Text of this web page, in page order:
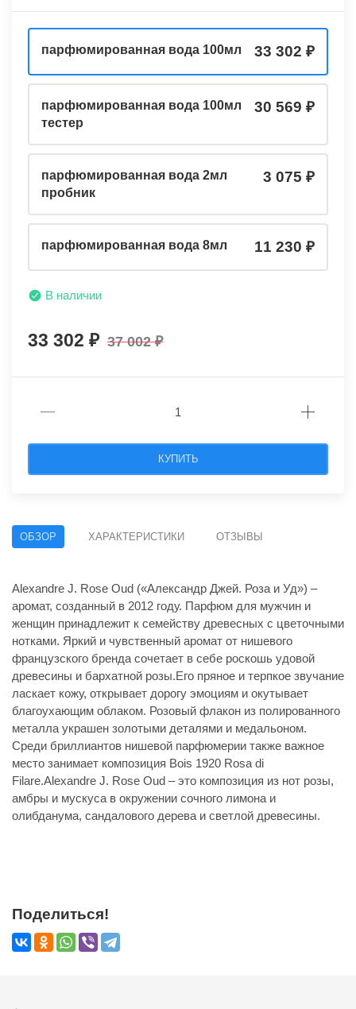
парфюмированная вода 100мл 33 302
парфюмированная вода 100мл
тестер
30 569
парфюмированная вода 2мл
пробник
3 075
парфюмированная вода 8мл 11 230
В наличии
33 302 37 002
КУПИТЬ
ОБЗОР ХАРАКТЕРИСТИКИ ОТЗЫВЫ
Alexandre J. Rose Oud («Александр Джей. Роза и Уд») –
аромат, созданный в 2012 году. Парфюм для мужчин и
женщин принадлежит к семейству древесных с цветочными
нотками. Яркий и чувственный аромат от нишевого
французского бренда сочетает в себе роскошь удовой
древесины и бархатной розы.Его пряное и терпкое звучание
ласкает кожу, открывает дорогу эмоциям и окутывает
благоухающим облаком. Розовый флакон из полированного
металла украшен золотыми деталями и медальоном.
Среди бриллиантов нишевой парфюмерии также важное
место занимает композиция Bois 1920 Rosa di
Filare.Alexandre J. Rose Oud – это композиция из нот розы,
амбры и мускуса в окружении сочного лимона и
олибданума, сандалового дерева и светлой древесины.
Поделиться!